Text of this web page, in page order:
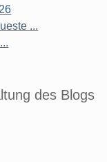
...
des Blogs